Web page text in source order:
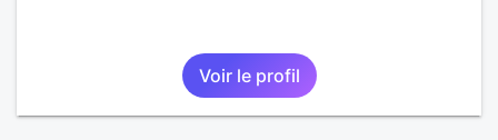
Voir le profil